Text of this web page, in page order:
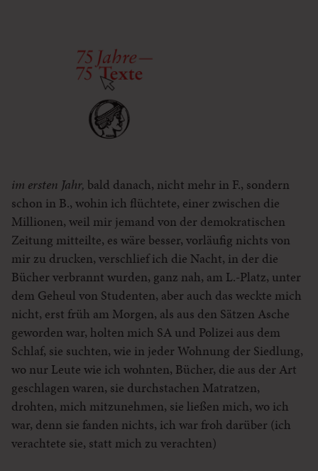
im ersten Jahr, bald danach, nicht mehr in F., sondern
schon in B., wohin ich flüchtete, einer zwischen die
Millionen, weil mir jemand von der demokratischen
Zeitung mitteilte, es wäre besser, vorläufig nichts von
mir zu drucken, verschlief ich die Nacht, in der die
Bücher verbrannt wurden, ganz nah, am L.-Platz, unter
dem Geheul von Studenten, aber auch das weckte mich
nicht, erst früh am Morgen, als aus den Sätzen Asche
geworden war, holten mich SA und Polizei aus dem
Schlaf, sie suchten, wie in jeder Wohnung der Siedlung,
wo nur Leute wie ich wohnten, Bücher, die aus der Art
geschlagen waren, sie durchstachen Matratzen,
drohten, mich mitzunehmen, sie ließen mich, wo ich
war, denn sie fanden nichts, ich war froh darüber (ich
verachtete sie, statt mich zu verachten)